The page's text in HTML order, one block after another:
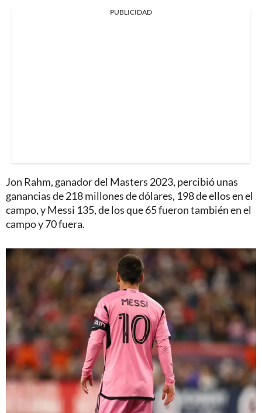
PUBLICIDAD
Jon Rahm, ganador del Masters 2023, percibió unas
ganancias de 218 millones de dólares, 198 de ellos en el
campo, y Messi 135, de los que 65 fueron también en el
campo y 70 fuera.